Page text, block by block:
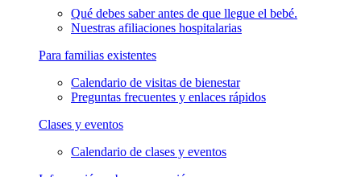
Qué debes saber antes de que llegue el bebé.
Nuestras afiliaciones hospitalarias
Para familias existentes
Calendario de visitas de bienestar
Preguntas frecuentes y enlaces rápidos
Clases y eventos
Calendario de clases y eventos